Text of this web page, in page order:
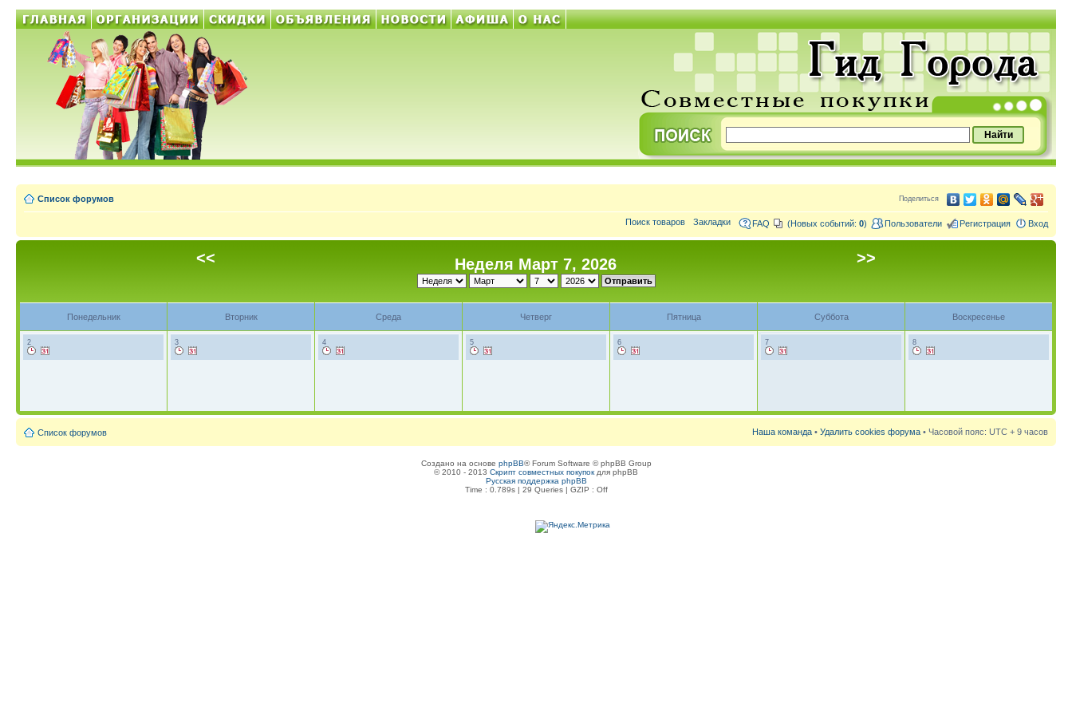
Список форумов Поделиться
FAQ (Новых событий: 0) Пользователи Регистрация Вход
Поиск товаров Закладки
<< Неделя Март 7, 2026 >>
Понедельник Вторник Среда Четверг Пятница Суббота Воскресенье
2 3 4 5 6 7 8
Список форумов Наша команда • Удалить cookies форума • Часовой пояс: UTC + 9 часов
Создано на основе phpBB® Forum Software © phpBB Group
© 2010 - 2013 Скрипт совместных покупок для phpBB
Русская поддержка phpBB
Time : 0.789s | 29 Queries | GZIP : Off